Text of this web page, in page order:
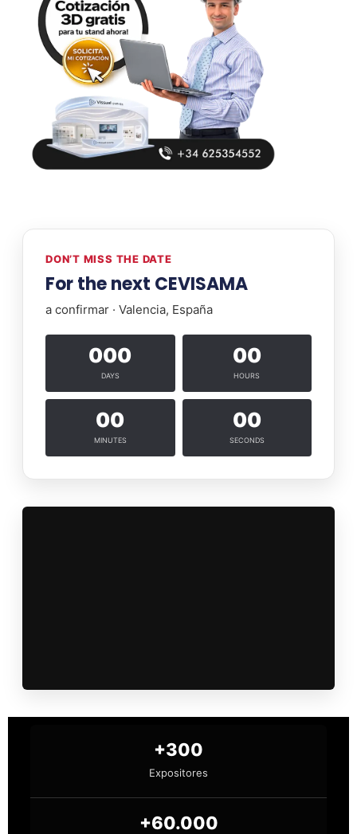
DON’T MISS THE DATE
For the next CEVISAMA
a confirmar · Valencia, España
000
DAYS
00
HOURS
00
MINUTES
00
SECONDS
+300
Expositores
+60.000